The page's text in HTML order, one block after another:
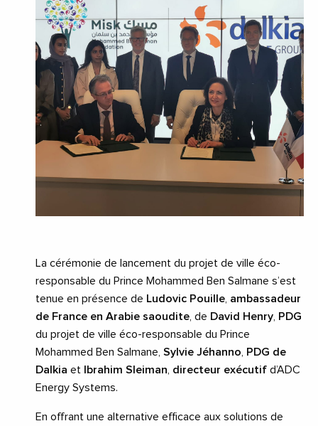
La cérémonie de lancement du projet de ville éco-
responsable du Prince Mohammed Ben Salmane s’est
tenue en présence de Ludovic Pouille ambassadeur
de France en Arabie saoudite , de David Henry PDG
du projet de ville éco-responsable du Prince
Mohammed Ben Salmane, Sylvie Jéhanno
PDG de
Dalkia et Ibrahim Sleiman directeur exécutif d’ADC
Energy Systems.
En offrant une alternative efficace aux solutions de